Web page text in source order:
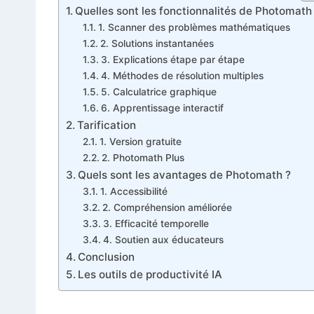
Quelles sont les fonctionnalités de Photomath
1. Scanner des problèmes mathématiques
2. Solutions instantanées
3. Explications étape par étape
4. Méthodes de résolution multiples
5. Calculatrice graphique
6. Apprentissage interactif
Tarification
1. Version gratuite
2. Photomath Plus
Quels sont les avantages de Photomath ?
1. Accessibilité
2. Compréhension améliorée
3. Efficacité temporelle
4. Soutien aux éducateurs
Conclusion
Les outils de productivité IA